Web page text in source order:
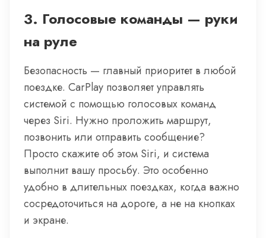
3. Голосовые команды — руки
на руле
Безопасность — главный приоритет в любой
поездке. CarPlay позволяет управлять
системой с помощью голосовых команд
через Siri. Нужно проложить маршрут,
позвонить или отправить сообщение?
Просто скажите об этом Siri, и система
выполнит вашу просьбу. Это особенно
удобно в длительных поездках, когда важно
сосредоточиться на дороге, а не на кнопках
и экране.